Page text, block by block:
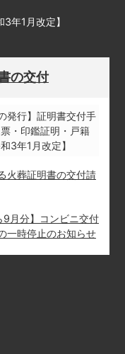
年1月改定】
の交付
発行】証明書交付手
・印鑑証明・戸籍
3年1月改定】
火葬証明書の交付請
9月分】コンビニ交付
一時停止のお知らせ